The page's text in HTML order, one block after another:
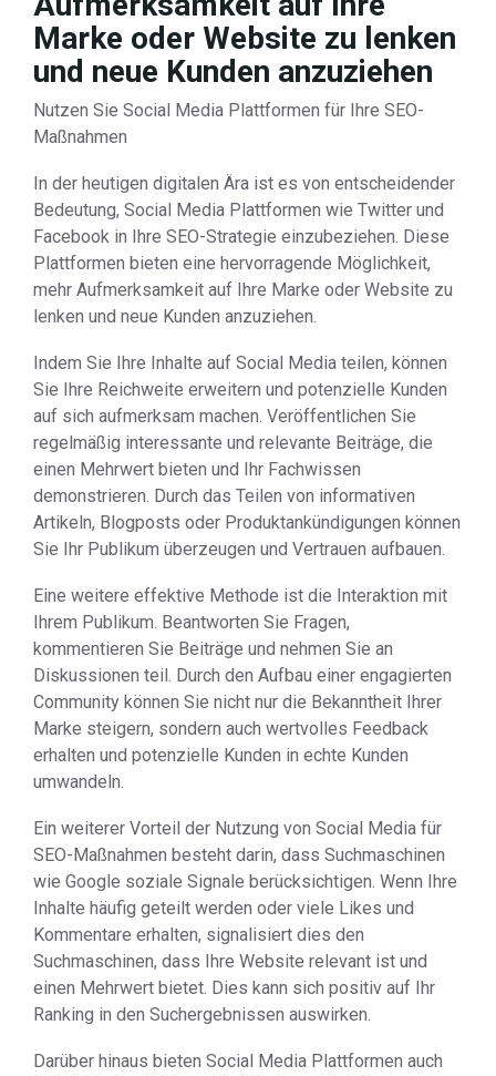
Marke oder Website zu lenken
und neue Kunden anzuziehen
Nutzen Sie Social Media Plattformen für Ihre SEO-
Maßnahmen
In der heutigen digitalen Ära ist es von entscheidender
Bedeutung, Social Media Plattformen wie Twitter und
Facebook in Ihre SEO-Strategie einzubeziehen. Diese
Plattformen bieten eine hervorragende Möglichkeit,
mehr Aufmerksamkeit auf Ihre Marke oder Website zu
lenken und neue Kunden anzuziehen.
Indem Sie Ihre Inhalte auf Social Media teilen, können
Sie Ihre Reichweite erweitern und potenzielle Kunden
auf sich aufmerksam machen. Veröffentlichen Sie
regelmäßig interessante und relevante Beiträge, die
einen Mehrwert bieten und Ihr Fachwissen
demonstrieren. Durch das Teilen von informativen
Artikeln, Blogposts oder Produktankündigungen können
Sie Ihr Publikum überzeugen und Vertrauen aufbauen.
Eine weitere effektive Methode ist die Interaktion mit
Ihrem Publikum. Beantworten Sie Fragen,
kommentieren Sie Beiträge und nehmen Sie an
Diskussionen teil. Durch den Aufbau einer engagierten
Community können Sie nicht nur die Bekanntheit Ihrer
Marke steigern, sondern auch wertvolles Feedback
erhalten und potenzielle Kunden in echte Kunden
umwandeln.
Ein weiterer Vorteil der Nutzung von Social Media für
SEO-Maßnahmen besteht darin, dass Suchmaschinen
wie Google soziale Signale berücksichtigen. Wenn Ihre
Inhalte häufig geteilt werden oder viele Likes und
Kommentare erhalten, signalisiert dies den
Suchmaschinen, dass Ihre Website relevant ist und
einen Mehrwert bietet. Dies kann sich positiv auf Ihr
Ranking in den Suchergebnissen auswirken.
Darüber hinaus bieten Social Media Plattformen auch